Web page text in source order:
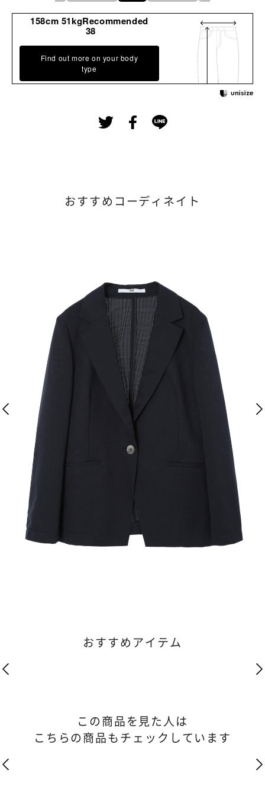
158cm 51kgRecommended
38
Find out more on your body
type
おすすめコーディネイト
おすすめアイテム
この商品を見た人は
こちらの商品もチェックしています